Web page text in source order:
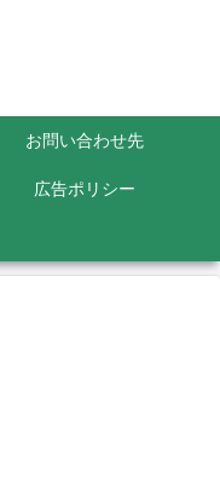
お問い合わせ先
広告ポリシー